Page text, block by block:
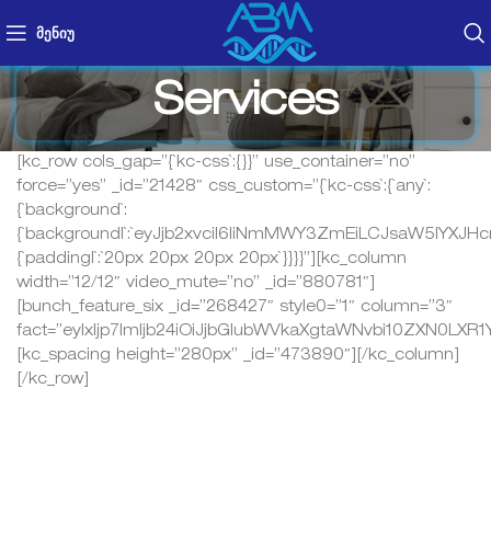
ᲛᲔᲜᲘᲣ
Services
[kc_row cols_gap=”{`kc-css`:{}}” use_container=”no”
force=”yes” _id=”21428″ css_custom=”{`kc-css`:{`any`:
{`background`:
{`padding|`:`20px 20px 20px 20px`}}}}”][kc_column
width=”12/12″ video_mute=”no” _id=”880781″]
[bunch_feature_six _id=”268427″ style0=”1″ column=”3″
[kc_spacing height=”280px” _id=”473890″][/kc_column]
[/kc_row]